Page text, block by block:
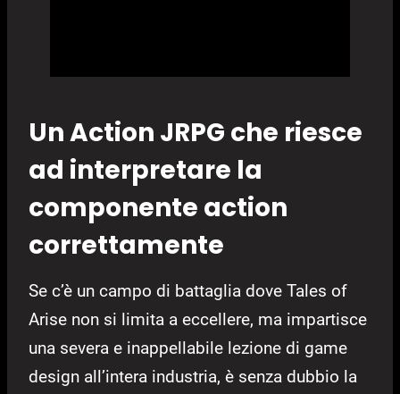
Un Action JRPG che riesce
ad interpretare la
componente action
correttamente
Se c’è un campo di battaglia dove Tales of
Arise non si limita a eccellere, ma impartisce
una severa e inappellabile lezione di game
design all’intera industria, è senza dubbio la